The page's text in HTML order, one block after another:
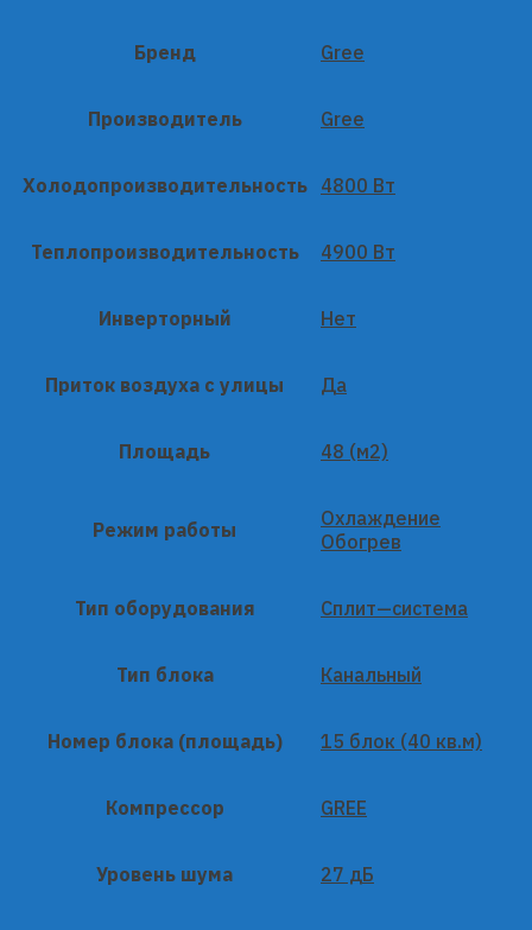
Бренд Gree
Производитель Gree
Холодопроизводительность 4800 Вт
Теплопроизводительность 4900 Вт
Инверторный Нет
Приток воздуха с улицы Да
Площадь 48 (м2)
Режим работы
Охлаждение
Обогрев
Тип оборудования Сплит—система
Тип блока Канальный
Номер блока (площадь) 15 блок (40 кв.м)
Компрессор GREE
Уровень шума 27 дБ